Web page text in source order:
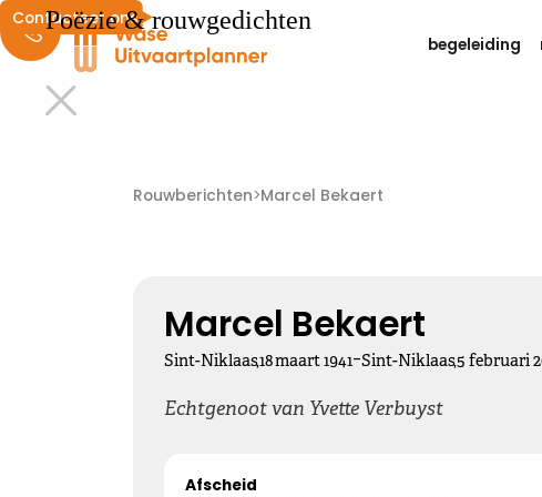
begeleiding
Contacteer ons
Rouwberichten>Marcel Bekaert
Marcel Bekaert
Sint-Niklaas,18maart1941-Sint-Niklaas,5 februari
Echtgenoot van Yvette Verbuyst
Afscheid
Poëzie & rouwgedichten
Liefdevolle herinneringen
dwarrelen door je hoofd en landen in je hart ...
Nooit meer hier, maar altijd bij ons.